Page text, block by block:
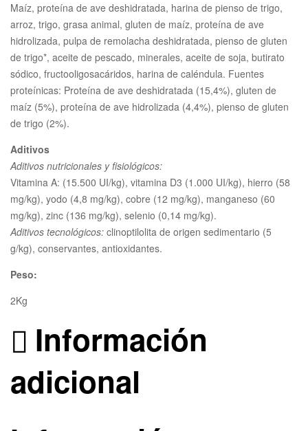
Maíz, proteína de ave deshidratada, harina de pienso de trigo,
arroz, trigo, grasa animal, gluten de maíz, proteína de ave
hidrolizada, pulpa de remolacha deshidratada, pienso de gluten
de trigo*, aceite de pescado, minerales, aceite de soja, butirato
sódico, fructooligosacáridos, harina de caléndula. Fuentes
proteínicas: Proteína de ave deshidratada (15,4%), gluten de
maíz (5%), proteína de ave hidrolizada (4,4%), pienso de gluten
de trigo (2%).
Aditivos
Aditivos nutricionales y fisiológicos:
Vitamina A: (15.500 UI/kg), vitamina D3 (1.000 UI/kg), hierro (58
mg/kg), yodo (4,8 mg/kg), cobre (12 mg/kg), manganeso (60
mg/kg), zinc (136 mg/kg), selenio (0,14 mg/kg).
Aditivos tecnológicos: clinoptilolita de origen sedimentario (5
g/kg), conservantes, antioxidantes.
Peso:
2Kg
Información
adicional